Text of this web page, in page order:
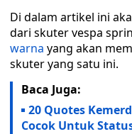
Di dalam artikel ini
dari skuter vespa
warna yang akan
skuter yang satu ini.
Baca Juga:
20 Quotes
Cocok Untuk